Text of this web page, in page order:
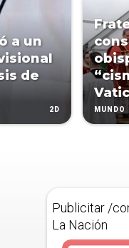
a un
de
2D MUNDO
Publicitar /
La Nación